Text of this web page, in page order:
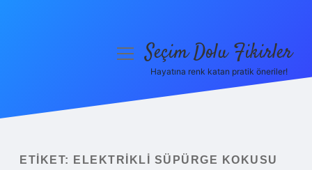
Yasal Uyarı
menüyüSeçim Dolu Fikirler
Hayatına renk katan pratik öneriler!
ETIKET:
ELEKTRIKLI SÜPÜRGE KOKUSU